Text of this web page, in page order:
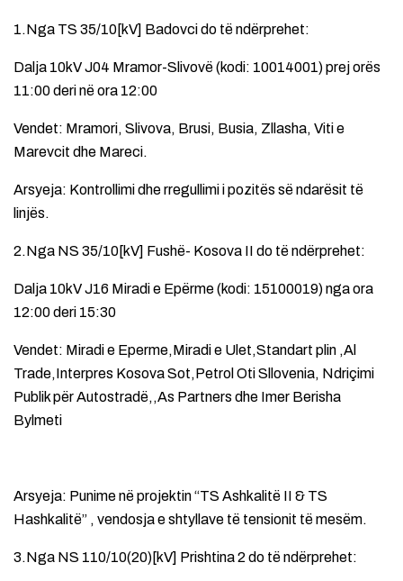
1.Nga TS 35/10[kV] Badovci do të ndërprehet:
Dalja 10kV J04 Mramor-Slivovë (kodi: 10014001) prej orës
11:00 deri në ora 12:00
Vendet: Mramori, Slivova, Brusi, Busia, Zllasha, Viti e
Marevcit dhe Mareci.
Arsyeja: Kontrollimi dhe rregullimi i pozitës së ndarësit të
linjës.
2.Nga NS 35/10[kV] Fushë- Kosova II do të ndërprehet:
Dalja 10kV J16 Miradi e Epërme (kodi: 15100019) nga ora
12:00 deri 15:30
Vendet: Miradi e Eperme,Miradi e Ulet,Standart plin ,Al
Trade,Interpres Kosova Sot,Petrol Oti Sllovenia, Ndriçimi
Publik për Autostradë,,As Partners dhe Imer Berisha
Bylmeti
Arsyeja: Punime në projektin “TS Ashkalitë II & TS
Hashkalitë” , vendosja e shtyllave të tensionit të mesëm.
3.Nga NS 110/10(20)[kV] Prishtina 2 do të ndërprehet: